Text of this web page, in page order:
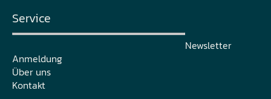
Service
Newsletter
Anmeldung
Über uns
Kontakt